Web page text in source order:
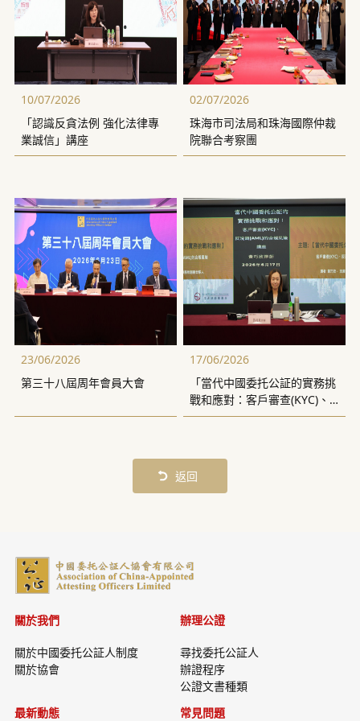
10/07/2026
「認識反貪法例 強化法律專
業誠信」講座
02/07/2026
珠海市司法局和珠海國際仲裁
院聯合考察團
23/06/2026
第三十八屆周年會員大會
17/06/2026
「當代中國委托公証的實務挑
戰和應對：客戶審查(KYC)、
反洗錢(AML)的合規風險」講
返回
關於我們
關於中國委托公証人制度
關於協會
辦理公證
尋找委托公証人
辦證程序
公證文書種類
最新動態
常見問題